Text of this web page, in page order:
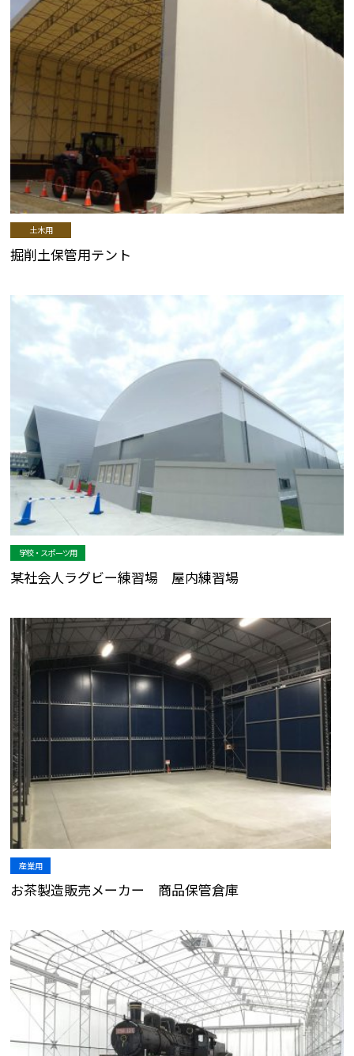
土木用
掘削土保管用テント
学校・スポーツ用
某社会人ラグビー練習場 屋内練習場
産業用
お茶製造販売メーカー 商品保管倉庫